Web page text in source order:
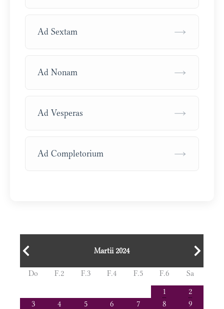
Ad Sextam →
Ad Nonam →
Ad Vesperas →
Ad Completorium →
Martii 2024
Do F.2 F.3 F.4 F.5 F.6
Sa
1
2
3
4 5 6 7 8
9